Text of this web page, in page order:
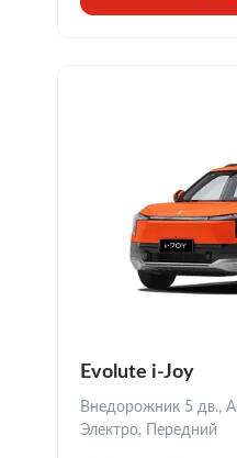
Evolute i-Joy
Внедорожник 5 дв.,
Электро, Передний